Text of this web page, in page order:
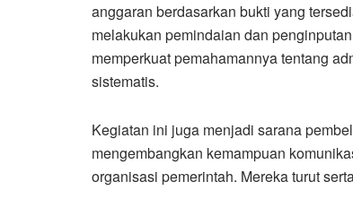
anggaran berdasarkan bukti yang
melakukan pemindaian dan
memperkuat pemahamannya tentang
sistematis.
Kegiatan ini juga menjadi sarana
mengembangkan kemampuan
organisasi pemerintah. Mereka turut